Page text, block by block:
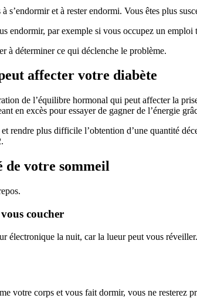
s’endormir et à rester endormi. Vous êtes plus
endormir, par exemple si vous occupez un
à déterminer ce qui déclenche le problème.
affecter votre diabète
de l’équilibre hormonal qui peut affecter la
en excès pour essayer de gagner de l’énergie
rendre plus difficile l’obtention d’une quantité
de votre sommeil
coucher
électronique la nuit, car la lueur peut vous
votre corps et vous fait dormir, vous ne resterez